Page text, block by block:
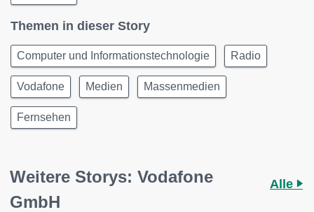
Themen in dieser Story
Computer und Informationstechnologie Radio
Vodafone Medien Massenmedien
Fernsehen
Weitere Storys: Vodafone
GmbH
Alle